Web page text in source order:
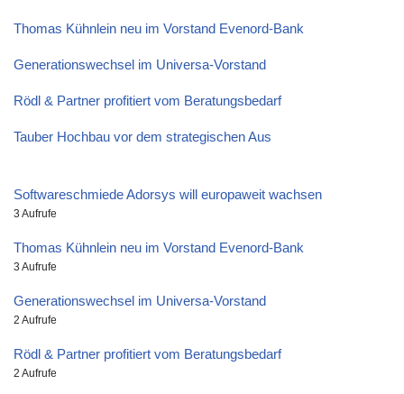
Thomas Kühnlein neu im Vorstand Evenord-Bank
Generationswechsel im Universa-Vorstand
Rödl & Partner profitiert vom Beratungsbedarf
Tauber Hochbau vor dem strategischen Aus
Softwareschmiede Adorsys will europaweit wachsen
3 Aufrufe
Thomas Kühnlein neu im Vorstand Evenord-Bank
3 Aufrufe
Generationswechsel im Universa-Vorstand
2 Aufrufe
Rödl & Partner profitiert vom Beratungsbedarf
2 Aufrufe